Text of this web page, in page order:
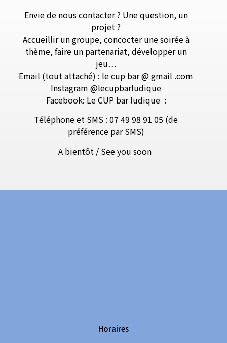
Envie de nous contacter ? Une question, un
projet ?
Accueillir un groupe, concocter une soirée à
thème, faire un partenariat, développer un
jeu…
Email (tout attaché) : le cup bar @ gmail .com
Instagram @lecupbarludique
Facebook: Le CUP bar ludique :
Téléphone et SMS : 07 49 98 91 05 (de
préférence par SMS)
A bientôt / See you soon
Horaires